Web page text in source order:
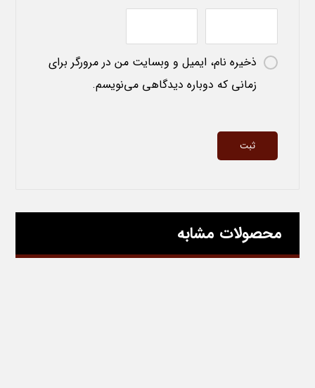
ذخیره نام، ایمیل و وبسایت من در مرورگر برای
زمانی که دوباره دیدگاهی می‌نویسم.
محصولات مشابه